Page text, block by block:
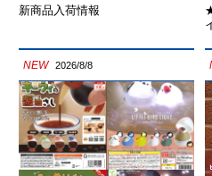
新商品入荷情報
NEW 2026/8/8